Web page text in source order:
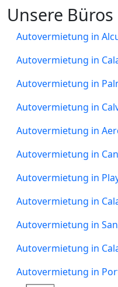
Unsere Büros
Autovermietung in
Autovermietung in
Autovermietung in
Autovermietung in
Autovermietung in
Autovermietung in
Autovermietung in
Autovermietung in
Autovermietung in
Autovermietung in
Autovermietung in